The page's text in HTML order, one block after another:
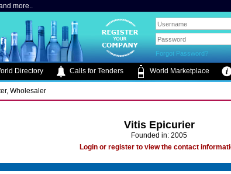
more..
Forgot Password?
Directory Calls for Tenders World Marketplace
Wholesaler
Vitis Epicurier
Founded in: 2005
Login or register to view the contact